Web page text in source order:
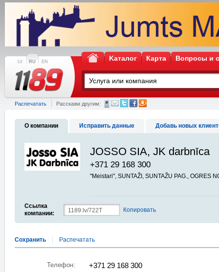
LV RU EN Kаталог Карта Вопросы и
Распечатать Расскажи другим:
О компании Исправить данные Добавь новых
JOSSO SIA, JK darbnīca
+371 29 168 300
"Meistari", SUNTAŽI, SUNTAŽU PAG., OGRES
Ссылка
компании:
Копировать
Сохранить Распечатать
Телефон: +371 29 168 300